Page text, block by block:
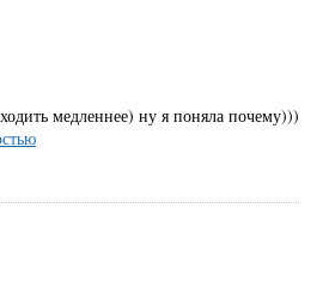
медленнее) ну я поняла почему)))